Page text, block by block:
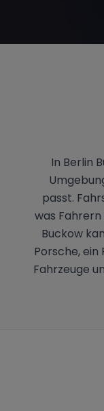
In Berlin
passt.
was
Buckow
Porsche,
Fahrzeuge